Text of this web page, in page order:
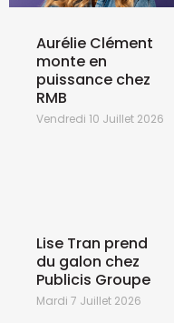
Aurélie Clément
monte en
puissance chez
RMB
Vendredi 10 Juillet 2026
Lise Tran prend
du galon chez
Publicis Groupe
Mardi 7 Juillet 2026